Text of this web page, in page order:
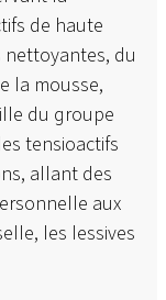
de haute
du
la mousse,
du groupe
tensioactifs
allant des
aux
les lessives